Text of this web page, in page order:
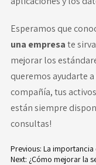
Esperamos que
una empresate
mejorar los
queremos ayudarte
compañía, tus
están siempre
consultas!
Previous: La importancia
Next: ¿Cómo mejorar la